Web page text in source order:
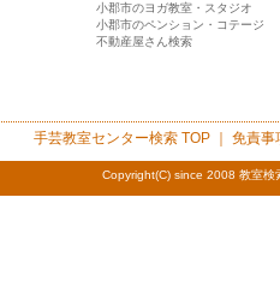
小郡市のヨガ教室・スタジオ
小郡市のペンション・コテージ
不動産屋さん検索
手芸教室センター検索TOP ｜ 免責事
Copyright(C) since 2008 教室検